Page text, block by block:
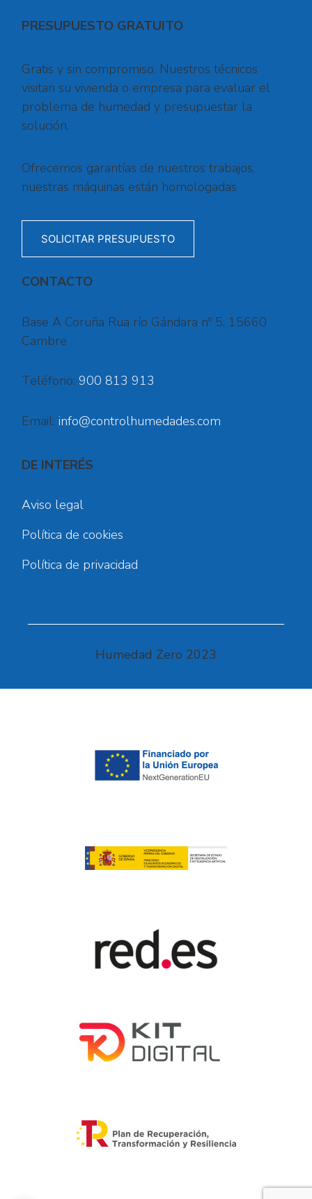
PRESUPUESTO GRATUITO
Gratis y sin compromiso. Nuestros técnicos
visitan su vivienda o empresa para evaluar el
problema de humedad y presupuestar la
solución.
Ofrecemos garantías de nuestros trabajos,
nuestras máquinas están homologadas
SOLICITAR PRESUPUESTO
CONTACTO
Base A Coruña Rua río Gándara nº 5, 15660
Cambre
Teléfono: 900 813 913
Email: info@controlhumedades.com
DE INTERÉS
Aviso legal
Política de cookies
Política de privacidad
Humedad Zero 2023